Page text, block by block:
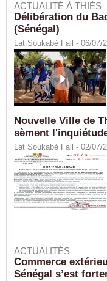
ACTUALITÉ À THIÈS
Délibération du
(Sénégal)
Lat Soukabé Fall - 06/07/
Nouvelle Ville de
sèment
Lat Soukabé Fall - 02/07/
ACTUALITÉS
Commerce
Sénégal s’est